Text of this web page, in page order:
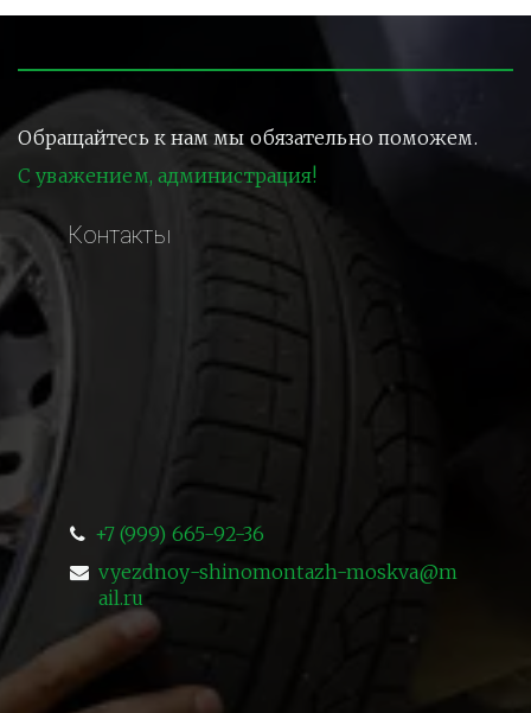
Обращайтесь к нам мы обязательно поможем.
С уважением, администрация!
Контакты
+7 (999) 665-92-36
vyezdnoy-shinomontazh-moskva@m
ail.ru